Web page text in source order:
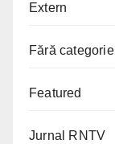
Extern
Fără categorie
Featured
Jurnal RNTV